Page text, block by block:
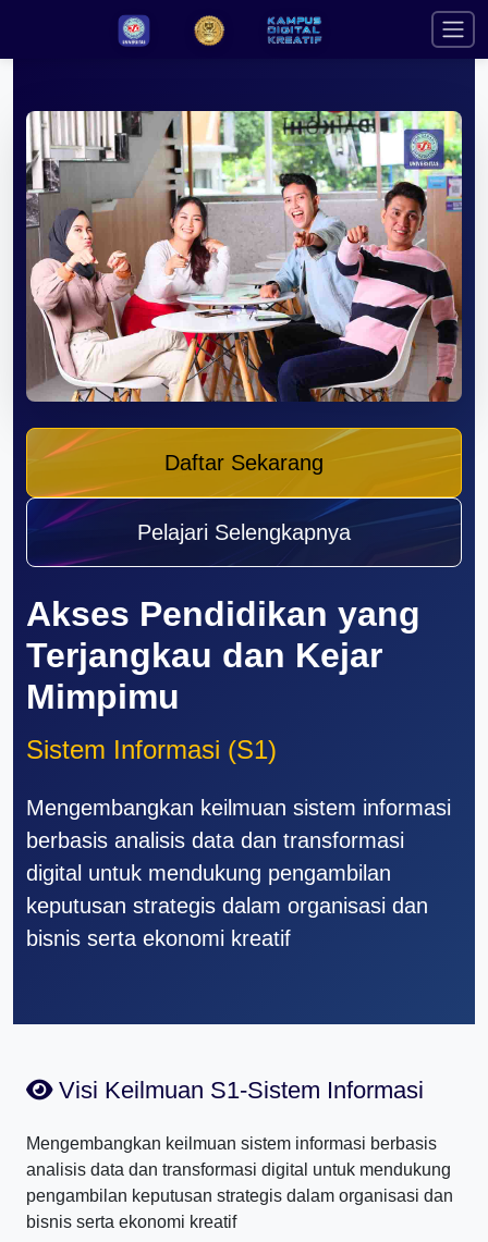
Akses Pendidikan yang
Terjangkau dan Kejar
Mimpimu
Sistem Informasi (S1)
Mengembangkan keilmuan sistem informasi
berbasis analisis data dan transformasi
digital untuk mendukung pengambilan
keputusan strategis dalam organisasi dan
bisnis serta ekonomi kreatif
Daftar Sekarang
Pelajari Selengkapnya
Visi Keilmuan S1-Sistem Informasi
Mengembangkan keilmuan sistem informasi berbasis
analisis data dan transformasi digital untuk mendukung
pengambilan keputusan strategis dalam organisasi dan
bisnis serta ekonomi kreatif